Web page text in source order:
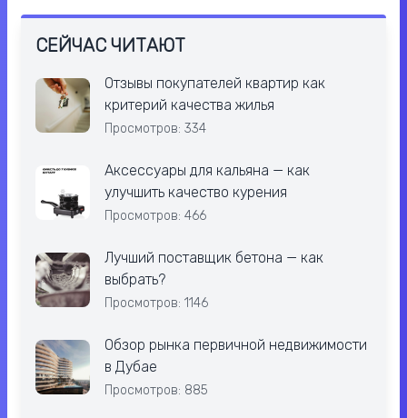
СЕЙЧАС ЧИТАЮТ
Отзывы покупателей квартир как
критерий качества жилья
Просмотров: 334
Аксессуары для кальяна — как
улучшить качество курения
Просмотров: 466
Лучший поставщик бетона — как
выбрать?
Просмотров: 1146
Обзор рынка первичной недвижимости
в Дубае
Просмотров: 885